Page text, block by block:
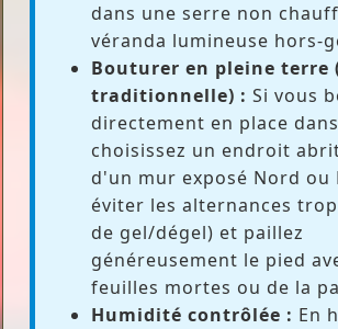
dans une serre non
véranda lumineuse hors-
Bouturer en pleine terre
traditionnelle) : Si vous
directement en place
choisissez un endroit
d'un mur exposé Nord ou
éviter les alternances
de gel/dégel) et paillez
généreusement le pied
feuilles mortes ou de la
Humidité contrôlée : En